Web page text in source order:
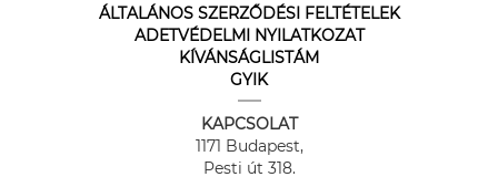
ÁLTALÁNOS SZERZŐDÉSI FELTÉTELEK
ADETVÉDELMI NYILATKOZAT
KÍVÁNSÁGLISTÁM
GYIK
KAPCSOLAT
1171 Budapest,
Pesti út 318.